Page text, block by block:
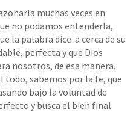
muchas veces en
no podamos entenderla,
la palabra dice  a cerca de su
perfecta y que Dios
nosotros, de esa manera,
todo, sabemos por la fe, que
bajo la voluntad de
y busca el bien final